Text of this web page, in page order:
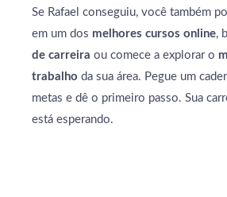
Se Rafael conseguiu, você também
em um dos melhores cursos online,
de carreira ou comece a explorar o
trabalho da sua área. Pegue um
metas e dê o primeiro passo. Sua
está esperando.